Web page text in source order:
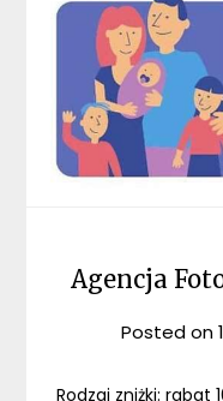
Agencja
Posted on
Rodzaj zniżki: rabat